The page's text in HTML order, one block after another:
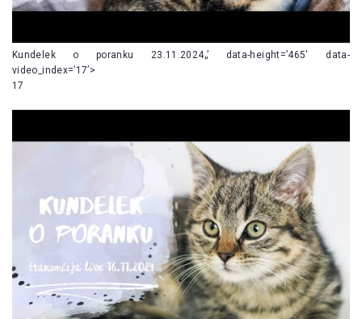
Kundelek o poranku 23.11.2024„’ data-height=’465′ data-
video_index=’17’>
17